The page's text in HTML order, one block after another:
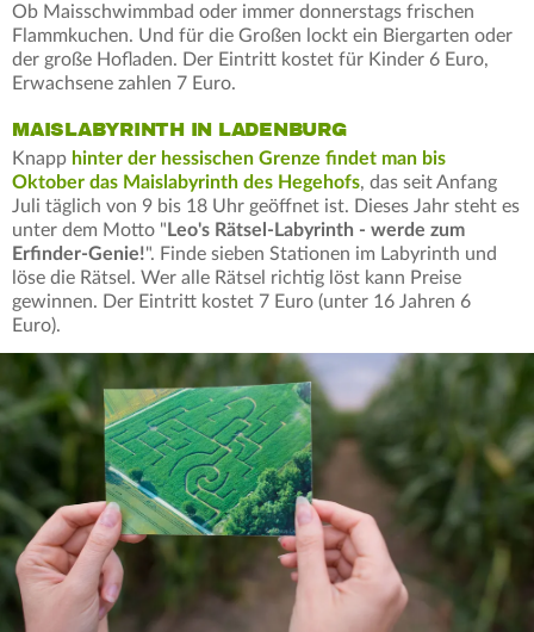
Ob Maisschwimmbad oder immer donnerstags frischen
Flammkuchen. Und für die Großen lockt ein Biergarten oder
der große Hofladen. Der Eintritt kostet für Kinder 6 Euro,
Erwachsene zahlen 7 Euro.
MAISLABYRINTH IN LADENBURG
Knapp hinter der hessischen Grenze findet man bis
Oktober das Maislabyrinth des Hegehofs, das seit Anfang
Juli täglich von 9 bis 18 Uhr geöffnet ist. Dieses Jahr steht es
unter dem Motto " Leo's Rätsel-Labyrinth - werde zum
Erfinder-Genie!". Finde sieben Stationen im Labyrinth und
löse die Rätsel. Wer alle Rätsel richtig löst kann Preise
gewinnen. Der Eintritt kostet 7 Euro (unter 16 Jahren 6
Euro).